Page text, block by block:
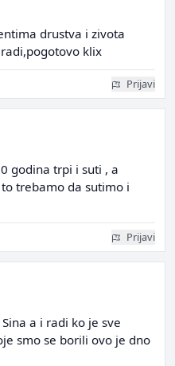
drustva i zivota
klix
Prijavi
godina trpi i suti , a
trebamo da sutimo i
Prijavi
a i radi ko je sve
smo se borili ovo je dno